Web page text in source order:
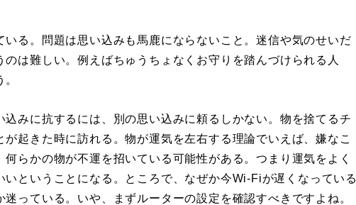
る。問題は思い込みも馬鹿にならないこと。迷信や気のせいだ
のは難しい。例えばちゅうちょなくお守りを踏んづけられる人
みに抗するには、別の思い込みに頼るしかない。物を捨てるチ
が起きた時に訪れる。物が運気を左右する理論でいえば、嫌なこ
らかの物が不運を招いている可能性がある。つまり運気をよく
いということになる。ところで、なぜか今Wi-Fiが遅くなっている
っている。いや、まずルーターの設定を確認すべきですよね。